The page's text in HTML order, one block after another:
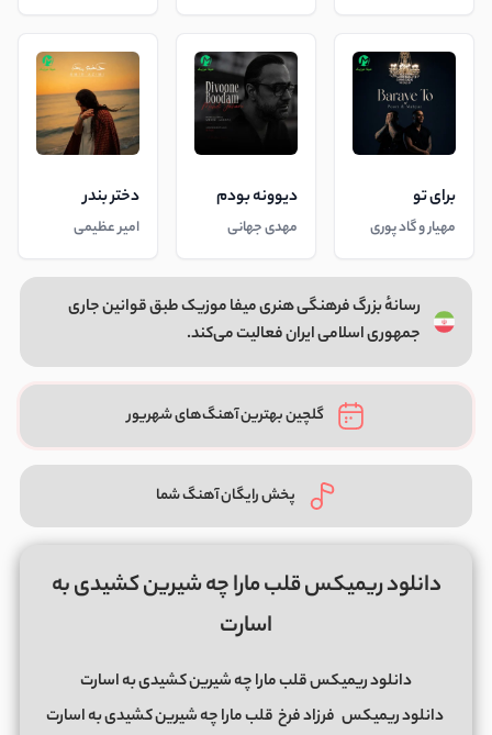
برای تو
مهیار و گاد پوری
دیوونه بودم
مهدی جهانی
دختر بندر
امیر عظیمی
رسانهٔ بزرگ فرهنگی هنری میفا موزیک طبق قوانین جاری
جمهوری اسلامی ایران فعالیت می‌کند.
گلچین بهترین آهنگ‌های شهریور
پخش رایگان آهنگ شما
دانلود ریمیکس قلب مارا چه شیرین کشیدی به
اسارت
دانلود ریمیکس قلب مارا چه شیرین کشیدی به اسارت
دانلود ریمیکس فرزاد فرخ قلب مارا چه شیرین کشیدی به اسارت